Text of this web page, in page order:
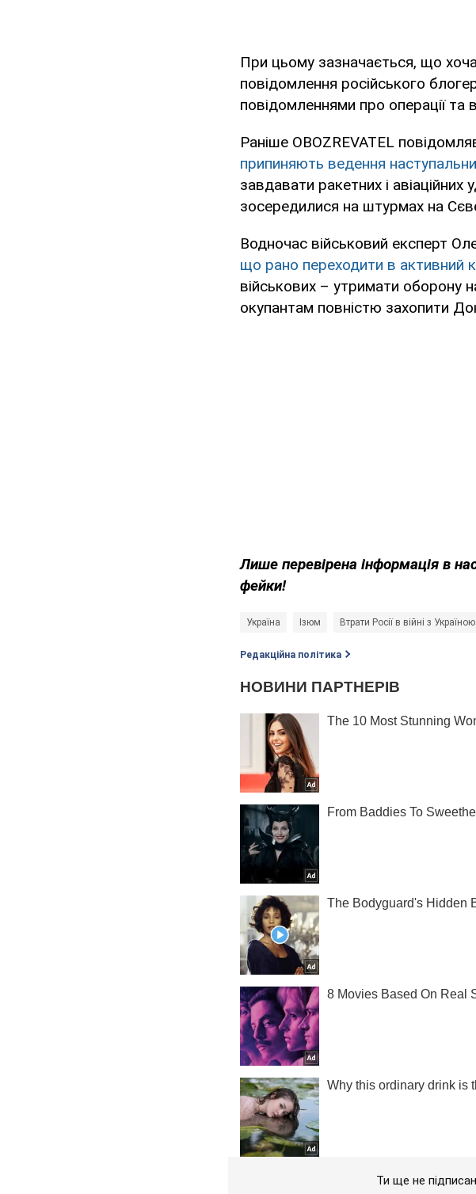
При цьому зазначається, що
повідомлення російського
повідомленнями про операції та
Раніше OBOZREVATEL
припиняють ведення
завдавати ракетних і авіаційних
зосередилися на штурмах на
Водночас військовий експерт
що рано переходити в активний
військових – утримати оборону
окупантам повністю захопити
Лише перевірена інформація в
фейки!
Україна Ізюм Втрати Росії в війні з Україною
Редакційна політика
Ти ще не